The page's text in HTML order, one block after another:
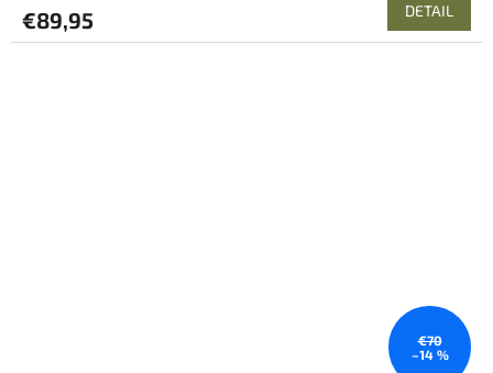
€89,95 DETAIL
€70
–14 %